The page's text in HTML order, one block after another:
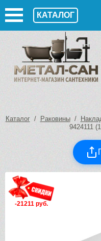
КАТАЛОГ
Каталог/ Раковины/
9424111
-21211 руб.